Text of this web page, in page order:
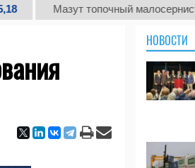
Мазут топочный малосернистый (т.)
НОВОСТИ